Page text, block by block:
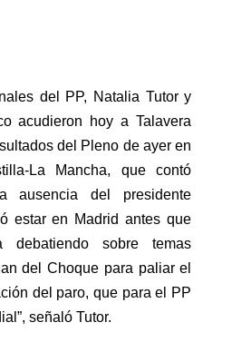
del PP, Natalia Tutor y
acudieron hoy a Talavera
del Pleno de ayer en
La Mancha, que contó
ausencia del presidente
estar en Madrid antes que
sobre temas
del Choque para paliar el
del paro, que para el PP
señaló Tutor.